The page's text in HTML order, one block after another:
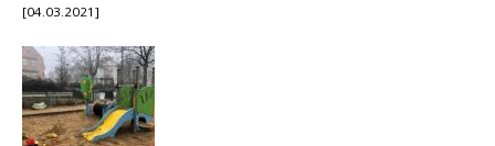
[04.03.2021]